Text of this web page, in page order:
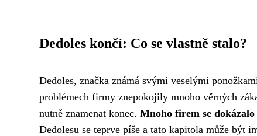
Dedoles končí: Co se vlastně stalo?
Dedoles, značka známá svými veselými
problémech firmy znepokojily mnoho věrných
nutně znamenat konec. Mnoho firem se
Dedolesu se teprve píše a tato kapitola může být